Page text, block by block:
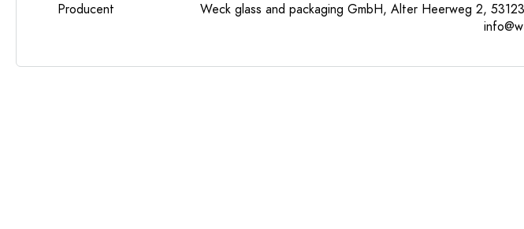
Producent
Weck glass and packaging GmbH, Alter Heerweg 2,